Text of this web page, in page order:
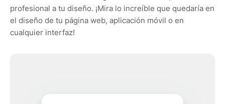
profesional a tu diseño. ¡Mira lo increíble que quedaría en
el diseño de tu página web, aplicación móvil o en
cualquier interfaz!